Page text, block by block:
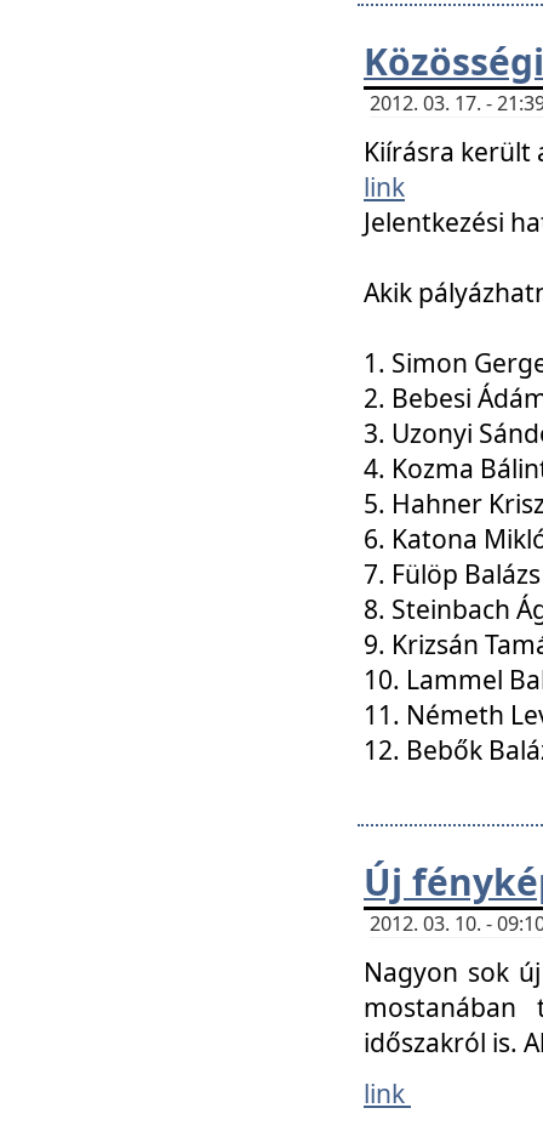
2012. 03. 17. -
Kiírásra került
link
Jelentkezési
Akik
1. Simon
2. Bebesi
3. Uzonyi
4. Kozma
5. Hahner
6. Katona
7. Fülöp Balázs
8. Steinbach
9. Krizsán
10. Lammel
11. Németh
12. Bebők
Új
2012. 03. 10. -
Nagyon sok
mostanában
időszakról is.
link